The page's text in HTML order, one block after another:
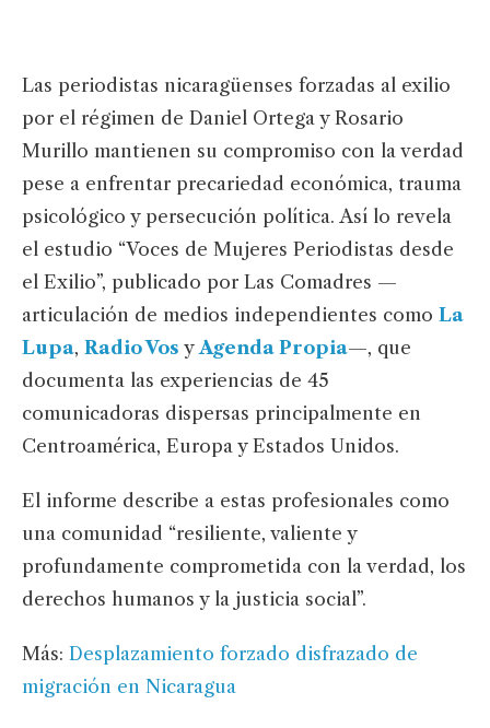
Las periodistas nicaragüenses forzadas al exilio
por el régimen de Daniel Ortega y Rosario
Murillo mantienen su compromiso con la verdad
pese a enfrentar precariedad económica, trauma
psicológico y persecución política. Así lo revela
el estudio “Voces de Mujeres Periodistas desde
el Exilio”, publicado por Las Comadres —
articulación de medios independientes como La
Lupa, Radio Vos yAgenda Propia—, que
documenta las experiencias de 45
comunicadoras dispersas principalmente en
Centroamérica, Europa y Estados Unidos.
El informe describe a estas profesionales como
una comunidad “resiliente, valiente y
profundamente comprometida con la verdad, los
derechos humanos y la justicia social”.
Más: Desplazamiento forzado disfrazado de
migración en Nicaragua